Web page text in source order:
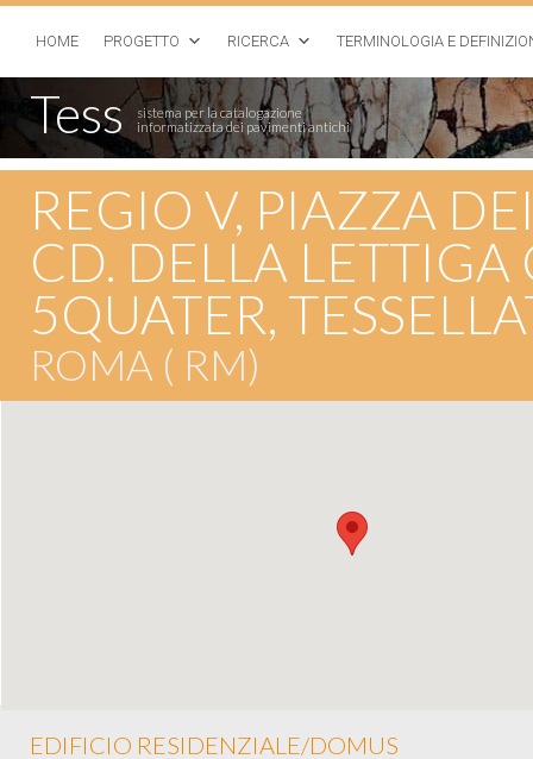
HOME PROGETTO RICERCA TERMINOLOGIA E
Tess
sistema per la catalogazione
informatizzata dei pavimenti antichi
REGIO V, PIAZZA
CD. DELLA
5QUATER,
ROMA ( RM)
EDIFICIO RESIDENZIALE/DOMUS